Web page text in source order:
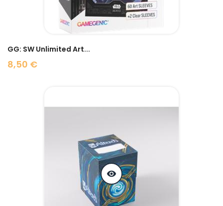
GG: SW Unlimited Art...
8,50 €
Prix
visibility